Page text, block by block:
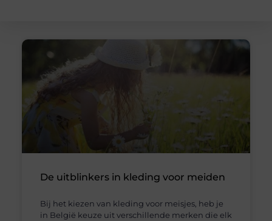
De uitblinkers in kleding voor meiden
Bij het kiezen van kleding voor meisjes, heb je
in België keuze uit verschillende merken die elk